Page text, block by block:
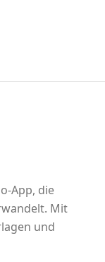
App, die
Mit
und